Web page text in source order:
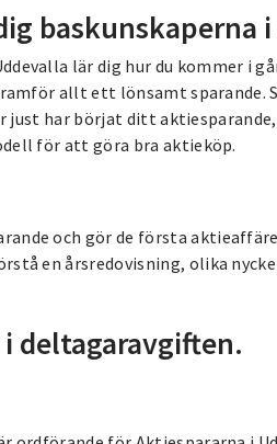
baskunskaperna
lär dig hur du kommer i
allt ett lönsamt sparande.
har börjat ditt aktiesparande,
för att göra bra aktieköp.
och gör de första
en årsredovisning, olika
deltagaravgiften.